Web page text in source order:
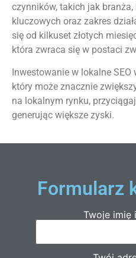
czynników, takich jak
kluczowych oraz zakres
się od kilkuset złotych
która zwraca się w postaci
Inwestowanie w lokalne
który może znacznie
na lokalnym rynku,
generując większe zyski​.
Formularz
Twoje imię